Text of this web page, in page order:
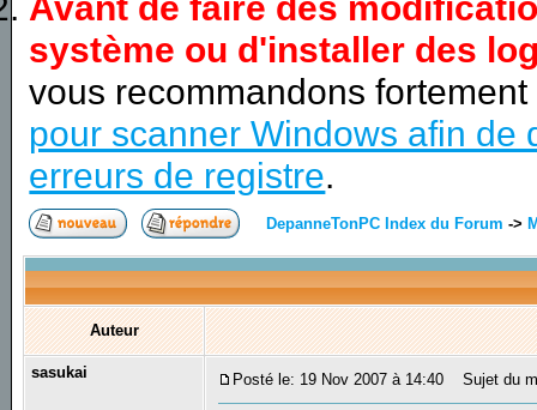
système ou d'installer des
vous recommandons
pour scanner Windows afin de
erreurs de registre.
DepanneTonPC Index du Forum ->
Auteur
sasukai Posté le: 19 Nov 2007 à 14:40 Sujet du